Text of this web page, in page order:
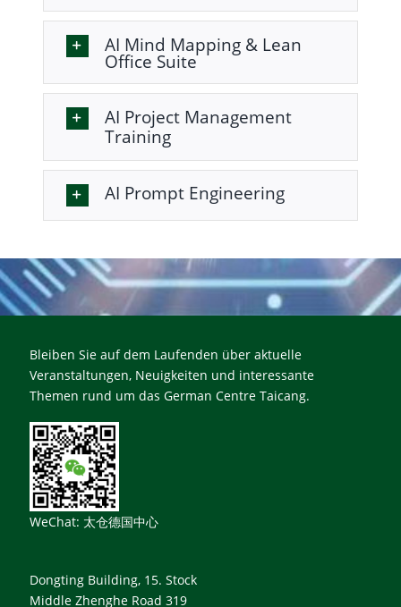
AI Mind Mapping & Lean
Office Suite
AI Project Management
Training
AI Prompt Engineering
Bleiben Sie auf dem Laufenden über aktuelle
Veranstaltungen, Neuigkeiten und interessante
Themen rund um das German Centre Taicang.
WeChat: 太仓德国中心
Dongting Building, 15. Stock
Middle Zhenghe Road 319